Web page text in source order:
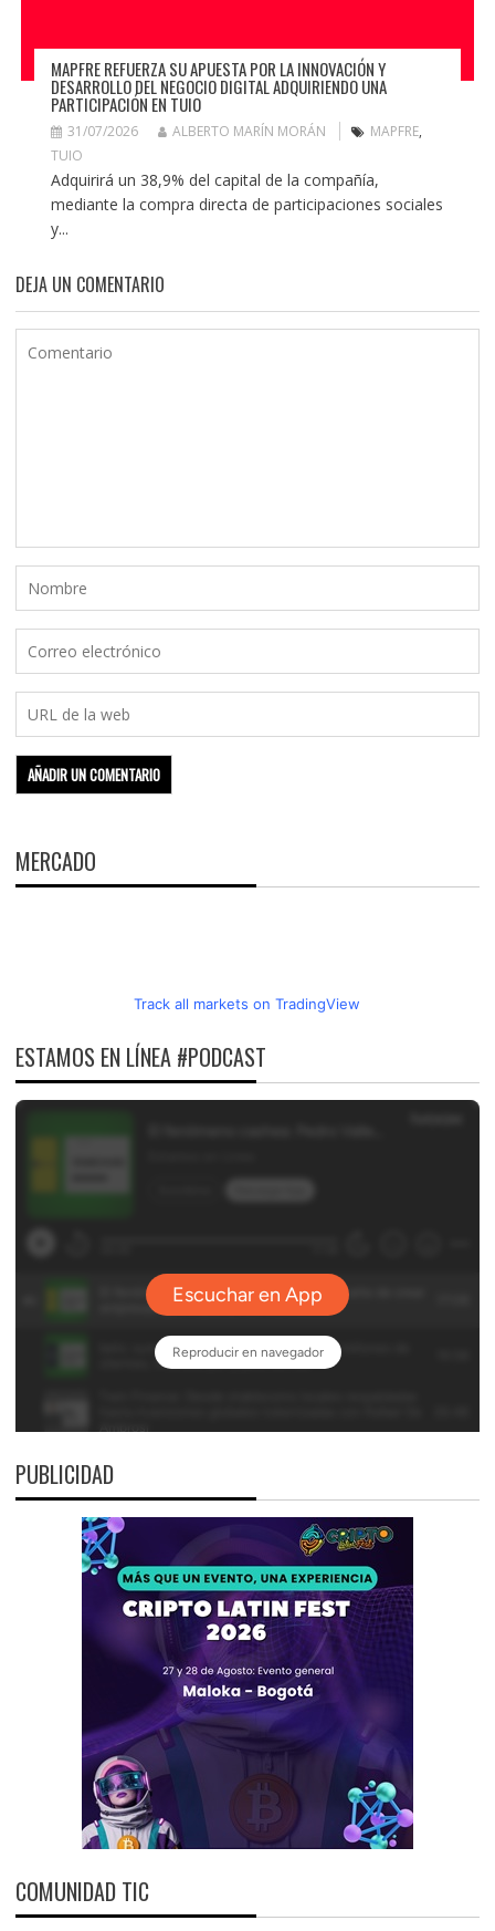
MAPFRE REFUERZA SU APUESTA POR LA INNOVACIÓN Y
DESARROLLO DEL NEGOCIO DIGITAL ADQUIRIENDO UNA
PARTICIPACIÓN EN TUIO
31/07/2026 ALBERTO MARÍN MORÁN MAPFRE,
TUIO
Adquirirá un 38,9% del capital de la compañía,
mediante la compra directa de participaciones sociales
y...
DEJA UN COMENTARIO
MERCADO
Track all markets on TradingView
ESTAMOS EN LÍNEA #PODCAST
PUBLICIDAD
COMUNIDAD TIC